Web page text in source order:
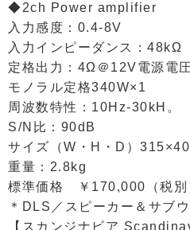
◆2ch Power amplifier
入力感度：0.4-8V
入力インピーダンス：48kΩ
定格出力：4Ω＠12V電源電
モノラル定格340W×1
周波数特性：10Hz-30kH。
S/N比：90dB
サイズ（W・H・D）
重量：2.8kg
標準価格 ￥170,000（税別
＊DLS／スピーカー＆サブ
【スカンジナビア